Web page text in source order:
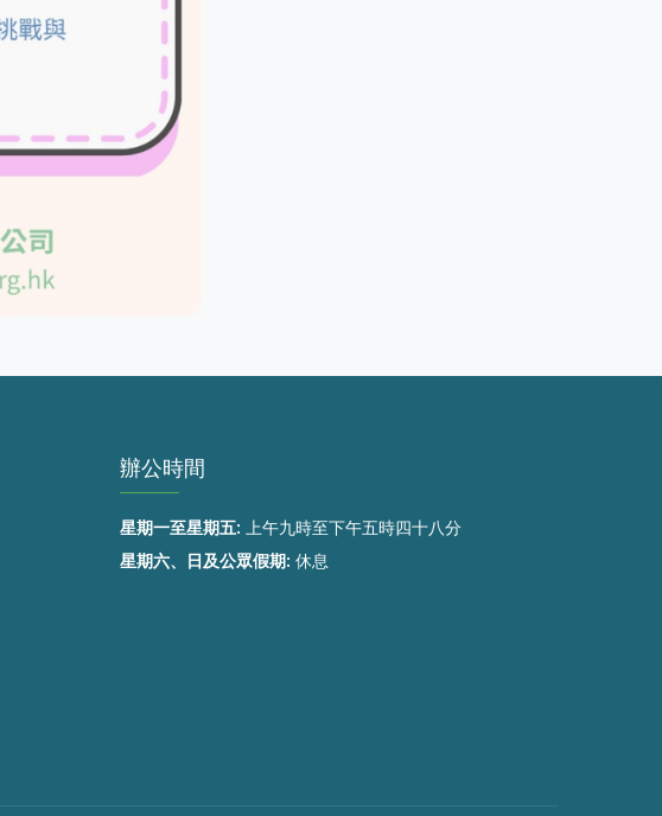
辦公時間
星期一至星期五: 上午九時至下午五時四十八分
星期六、日及公眾假期: 休息